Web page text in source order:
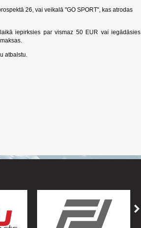
26, vai veikalā "GO SPORT", kas atrodas
iepirksies par vismaz 50 EUR vai iegādāsies
atbalstu.